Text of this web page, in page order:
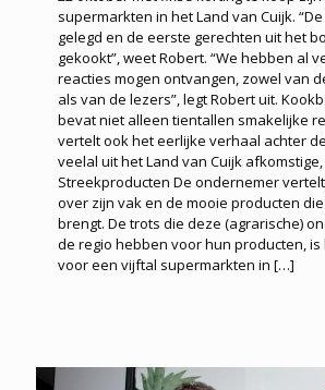
supermarkten in het Land van Cuijk.
gelegd en de eerste gerechten uit het
gekookt”, weet Robert. “We hebben al
reacties mogen ontvangen, zowel van
als van de lezers”, legt Robert uit.
bevat niet alleen tientallen smakelijke
vertelt ook het eerlijke verhaal achter
veelal uit het Land van Cuijk
Streekproducten De ondernemer vertelt
over zijn vak en de mooie producten
brengt. De trots die deze (agrarische)
de regio hebben voor hun producten,
voor een vijftal supermarkten in […]